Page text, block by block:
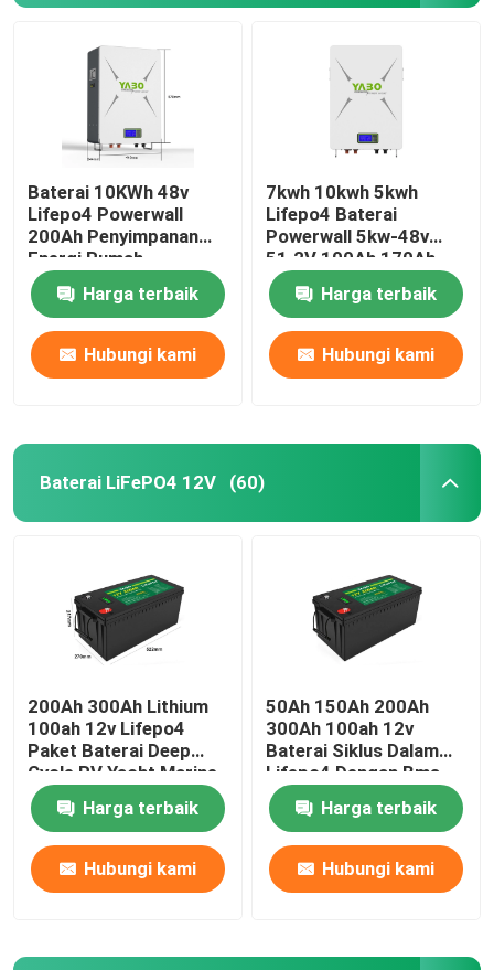
Baterai 10KWh 48v
Lifepo4 Powerwall
200Ah Penyimpanan
Energi Rumah
Harga terbaik
Hubungi kami
7kwh 10kwh 5kwh
Lifepo4 Baterai
Powerwall 5kw-48v
51.2V 100Ah 170Ah
230Ah 200Ah
Harga terbaik
Hubungi kami
Baterai LiFePO4 12V (60)
200Ah 300Ah Lithium
100ah 12v Lifepo4
Paket Baterai Deep
Cycle RV Yacht Marine
Solar
Harga terbaik
Hubungi kami
50Ah 150Ah 200Ah
300Ah 100ah 12v
Baterai Siklus Dalam
Lifepo4 Dengan Bms
Solar Bawaan
Harga terbaik
Hubungi kami